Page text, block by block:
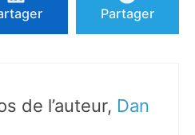
Partager
de l’auteur, Dan